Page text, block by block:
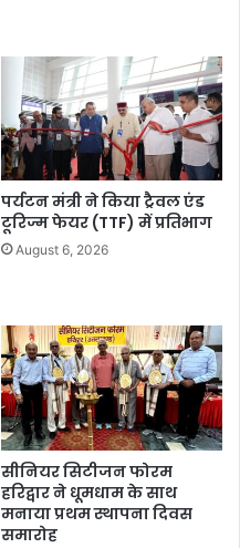
पर्यटन मंत्री ने किया ट्रैवल एंड
टूरिज्म फेयर (TTF) में प्रतिभाग
August 6, 2026
सीनियर सिटीजन फोरम
हरिद्वार ने धूमधाम के साथ
मनाया प्रथम स्थापना दिवस
समारोह